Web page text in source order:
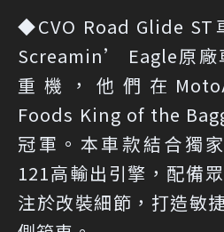
◆CVO Road Glide ST
Screamin’ Eagle原廠
重機，他們在
Foods King of the
冠軍。本車款結合獨
121高輸出引擎，配備
注於改裝細節，打造敏